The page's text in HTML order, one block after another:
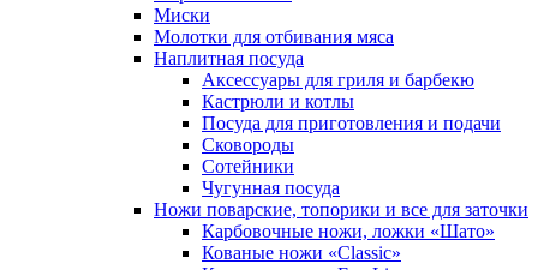
Миски
Молотки для отбивания мяса
Наплитная посуда
Аксессуары для гриля и барбекю
Кастрюли и котлы
Посуда для приготовления и подачи
Сковороды
Сотейники
Чугунная посуда
Ножи поварские, топорики и все для заточки
Карбовочные ножи, ложки «Шато»
Кованые ножи «Classic»